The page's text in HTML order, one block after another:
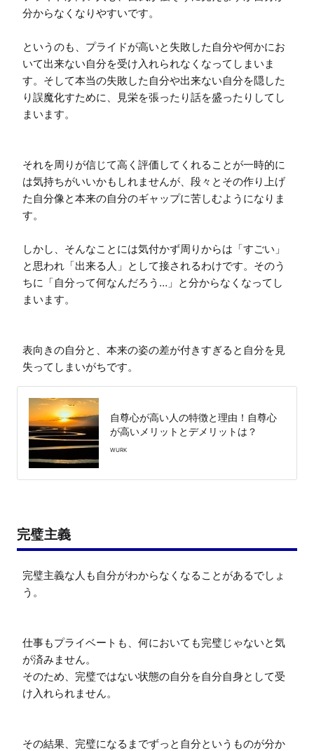
分からなくなりやすいです。
というのも、プライドが高いと失敗した自分や何かにお
いて出来ない自分を受け入れられなくなってしまいま
す。そして本当の失敗した自分や出来ない自分を隠した
り誤魔化すために、見栄を張ったり話を盛ったりしてし
まいます。
それを周りが信じて高く評価してくれることが一時的に
は気持ちがいいかもしれませんが、段々とその作り上げ
た自分像と本来の自分のギャップに苦しむようになりま
す。
しかし、そんなことには気付かず周りからは「すごい」
と思われ「出来る人」として接されるわけです。そのう
ちに「自分って何なんだろう…」と分からなくなってし
まいます。
表向きの自分と、本来の姿の差が付きすぎると自分を見
失ってしまいがちです。
自尊心が高い人の特徴と理由！自尊心
が高いメリットとデメリットは？
WURK
完璧主義
完璧主義な人も自分がわからなくなることがあるでしょ
う。
仕事もプライベートも、何においても完璧じゃないと気
が済みません。
そのため、完璧ではない状態の自分を自分自身として受
け入れられません。
その結果、完璧になるまでずっと自分というものが分か